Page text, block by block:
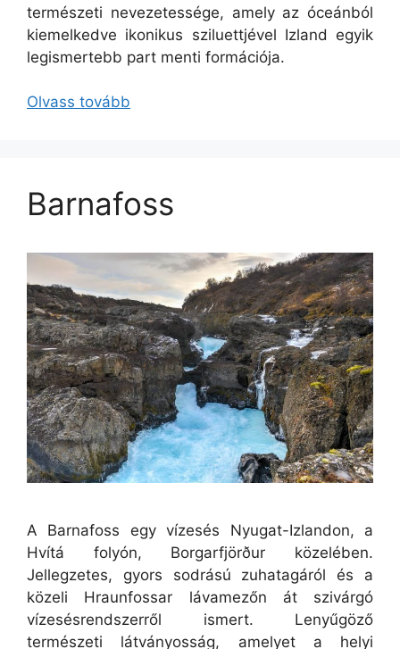
természeti nevezetessége, amely az óceánból
kiemelkedve ikonikus sziluettjével Izland egyik
legismertebb part menti formációja.
Olvass tovább
Barnafoss
A Barnafoss egy vízesés Nyugat-Izlandon, a
Hvítá folyón, Borgarfjörður közelében.
Jellegzetes, gyors sodrású zuhatagáról és a
közeli Hraunfossar lávamezőn át szivárgó
vízesésrendszerről ismert. Lenyűgöző
természeti látványosság, amelyet a helyi